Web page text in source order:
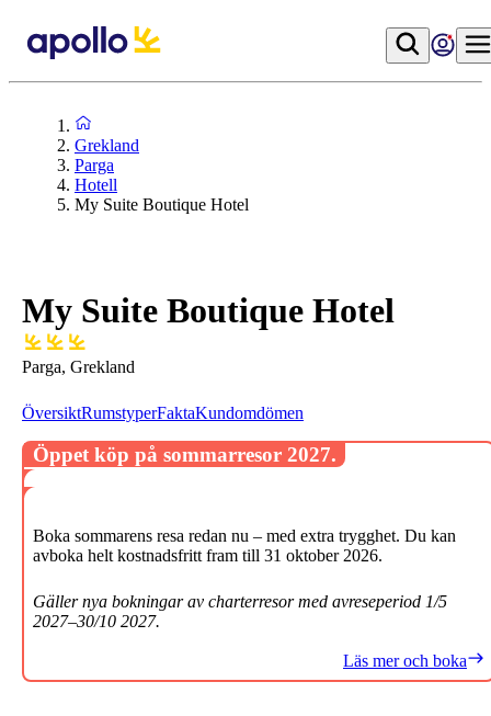
Grekland
Parga
Hotell
My Suite Boutique Hotel
My Suite Boutique Hotel
Parga, Grekland
ÖversiktRumstyperFaktaKundomdömen
Öppet köp på sommarresor 2027.
Boka sommarens resa redan nu – med extra trygghet. Du kan
avboka helt kostnadsfritt fram till 31 oktober 2026.
Gäller nya bokningar av charterresor med avreseperiod 1/5
2027–30/10 2027.
Läs mer och boka